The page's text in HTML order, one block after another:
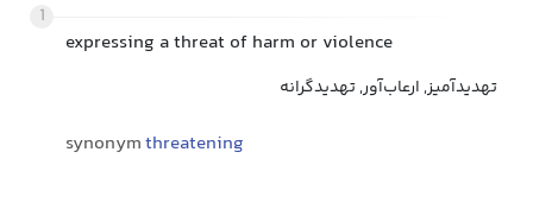
1
expressing a threat of harm or violence
تهدیدآمیز, ارعاب‌آور, تهدیدگرانه
synonymthreatening